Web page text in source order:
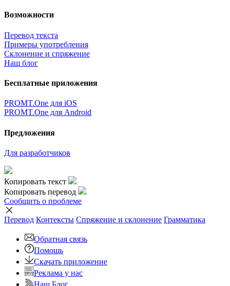
Возможности
Перевод текста
Примеры употребления
Склонение и спряжение
Наш блог
Бесплатные приложения
PROMT.One для iOS
PROMT.One для Android
Предложения
Для разработчиков
Копировать текст
Копировать перевод
Сообщить о проблеме
Перевод Контексты Спряжение и склонение Грамматика
Обратная связь
Помощь
Скачать приложение
Реклама у нас
Наш Блог